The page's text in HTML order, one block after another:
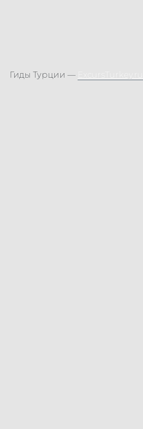
Гиды Турции —